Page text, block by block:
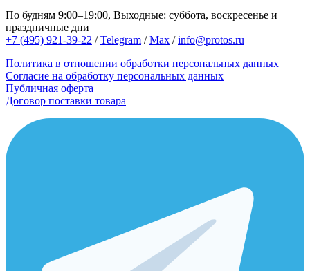
По будням 9:00–19:00, Выходные: суббота, воскресенье и
праздничные дни
+7 (495) 921-39-22 /Telegram /Max /info@protos.ru
Политика в отношении обработки персональных данных
Согласие на обработку персональных данных
Публичная оферта
Договор поставки товара